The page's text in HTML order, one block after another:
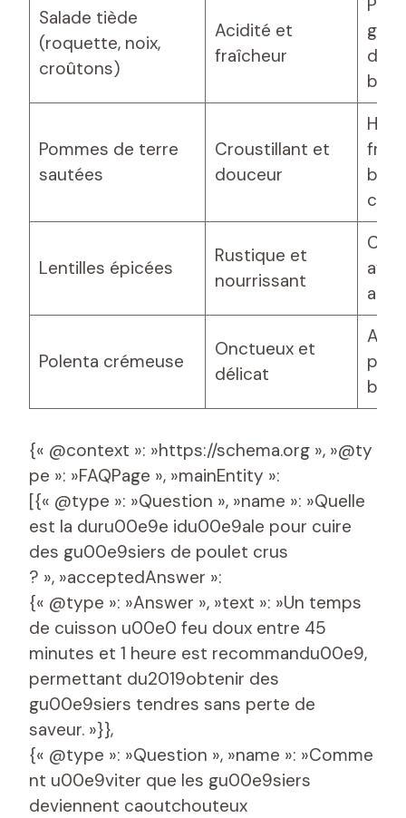
Salade tiède
(roquette, noix,
croûtons)
Acidité et
fraîcheur
Pommes de terre
sautées
Croustillant et
douceur
Lentilles épicées
Rustique et
nourrissant
avec
Polenta crémeuse
Onctueux et
délicat
{« @context »: »https://schema.org », »@ty
pe »: »FAQPage », »mainEntity »:
[{« @type »: »Question », »name »: »Quelle
est la duru00e9e idu00e9ale pour cuire
des gu00e9siers de poulet crus
? », »acceptedAnswer »:
{« @type »: »Answer », »text »: »Un temps
de cuisson u00e0 feu doux entre 45
minutes et 1 heure est recommandu00e9,
permettant du2019obtenir des
gu00e9siers tendres sans perte de
saveur. »}},
{« @type »: »Question », »name »: »Comme
nt u00e9viter que les gu00e9siers
deviennent caoutchouteux